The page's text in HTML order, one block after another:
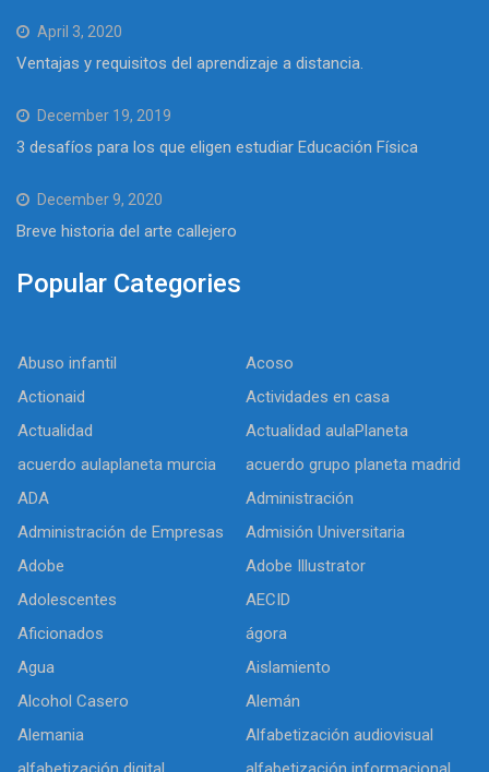
April 3, 2020
Ventajas y requisitos del aprendizaje a distancia.
December 19, 2019
3 desafíos para los que eligen estudiar Educación Física
December 9, 2020
Breve historia del arte callejero
Popular Categories
Abuso infantil
Acoso
Actionaid
Actividades en casa
Actualidad
Actualidad aulaPlaneta
acuerdo aulaplaneta murcia
acuerdo grupo planeta madrid
ADA
Administración
Administración de Empresas
Admisión Universitaria
Adobe
Adobe Illustrator
Adolescentes
AECID
Aficionados
ágora
Agua
Aislamiento
Alcohol Casero
Alemán
Alemania
Alfabetización audiovisual